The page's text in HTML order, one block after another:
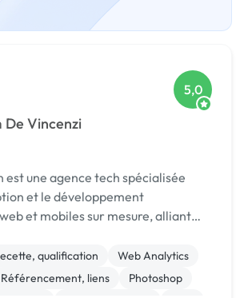
De Vincenzi
5,0
une agence tech spécialisée
et le développement
et mobiles sur mesure, alliant
qualification
Web Analytics
Référencement, liens
Photoshop